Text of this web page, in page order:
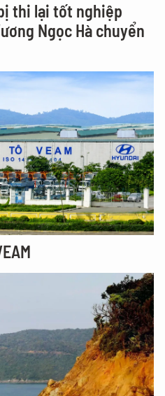
thi lại tốt nghiệp
Ngọc Hà chuyển